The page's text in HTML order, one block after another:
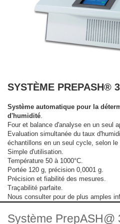
SYSTÈME PREPASH®
Système automatique pour la
d'humidité.
Four et balance d'analyse en un seul
Evaluation simultanée du taux
échantillons en un seul cycle, selon le
Simple d'utilisation.
Température 50 à 1000°C.
Portée 120 g, précision 0,0001 g.
Précision et fiabilité des mesures.
Traçabilité parfaite.
Nous consulter pour de plus amples
Système PrepASH@